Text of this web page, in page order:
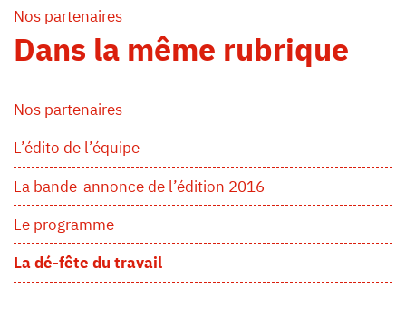
Nos partenaires
Dans la même rubrique
Nos partenaires
L’édito de l’équipe
La bande-annonce de l’édition 2016
Le programme
La dé-fête du travail